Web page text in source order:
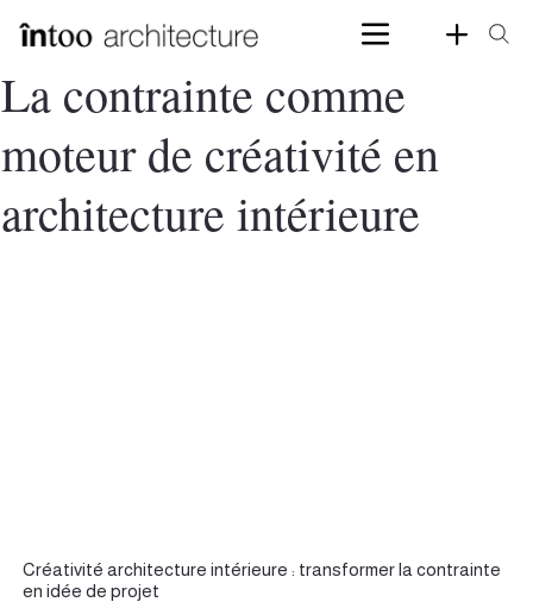
La contrainte comme
moteur de créativité en
architecture intérieure
Créativité architecture intérieure : transformer la contrainte
en idée de projet